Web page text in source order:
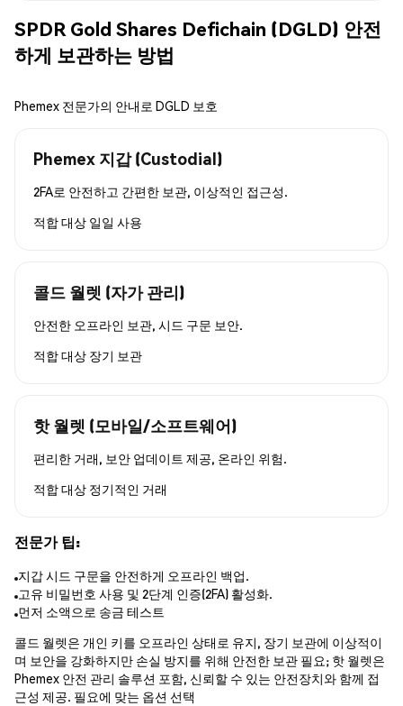
SPDR Gold Shares Defichain (DGLD) 안전
하게 보관하는 방법
Phemex 전문가의 안내로 DGLD 보호
Phemex 지갑 (Custodial)
2FA로 안전하고 간편한 보관, 이상적인 접근성.
적합 대상 일일 사용
콜드 월렛 (자가 관리)
안전한 오프라인 보관, 시드 구문 보안.
적합 대상 장기 보관
핫 월렛 (모바일/소프트웨어)
편리한 거래, 보안 업데이트 제공, 온라인 위험.
적합 대상 정기적인 거래
전문가 팁:
지갑 시드 구문을 안전하게 오프라인 백업.
고유 비밀번호 사용 및 2단계 인증(2FA) 활성화.
먼저 소액으로 송금 테스트
콜드 월렛은 개인 키를 오프라인 상태로 유지, 장기 보관에 이상적이
며 보안을 강화하지만 손실 방지를 위해 안전한 보관 필요; 핫 월렛은
Phemex 안전 관리 솔루션 포함, 신뢰할 수 있는 안전장치와 함께 접
근성 제공. 필요에 맞는 옵션 선택